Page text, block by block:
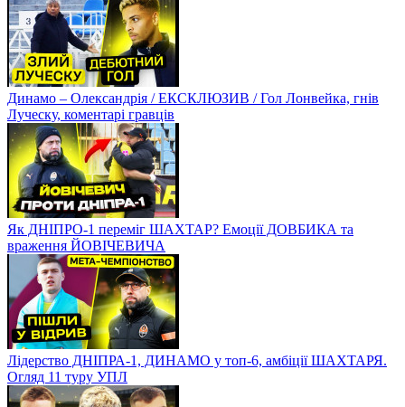
Динамо – Олександрія / ЕКСКЛЮЗИВ / Гол Лонвейка, гнів
Луческу, коментарі гравців
Як ДНІПРО-1 переміг ШАХТАР? Емоції ДОВБИКА та
враження ЙОВІЧЕВИЧА
Лідерство ДНІПРА-1, ДИНАМО у топ-6, амбіції ШАХТАРЯ.
Огляд 11 туру УПЛ